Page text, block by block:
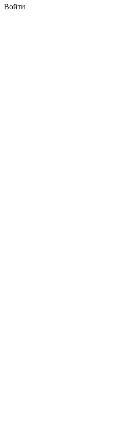
Войти